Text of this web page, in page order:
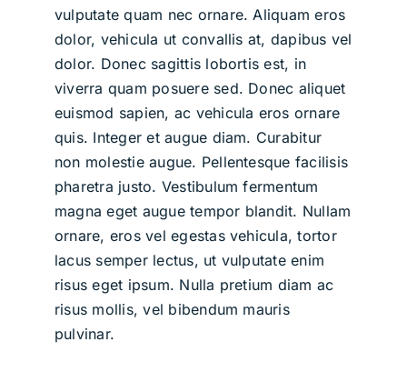
vulputate quam nec ornare. Aliquam eros
dolor, vehicula ut convallis at, dapibus vel
dolor. Donec sagittis lobortis est, in
viverra quam posuere sed. Donec aliquet
euismod sapien, ac vehicula eros ornare
quis. Integer et augue diam. Curabitur
non molestie augue. Pellentesque facilisis
pharetra justo. Vestibulum fermentum
magna eget augue tempor blandit. Nullam
ornare, eros vel egestas vehicula, tortor
lacus semper lectus, ut vulputate enim
risus eget ipsum. Nulla pretium diam ac
risus mollis, vel bibendum mauris
pulvinar.